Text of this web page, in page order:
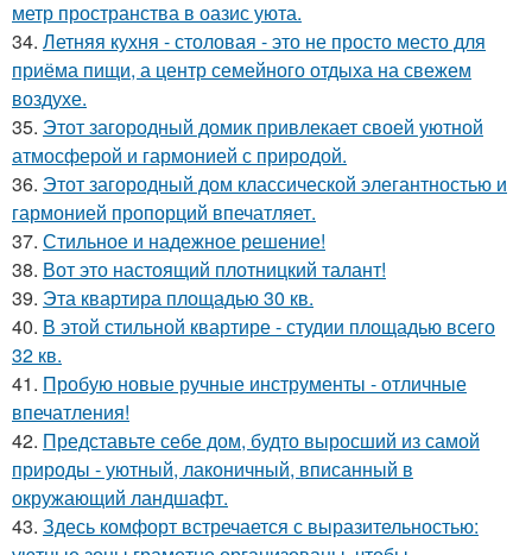
метр пространства в оазис уюта.
34. Летняя кухня - столовая - это не просто место для
приёма пищи, а центр семейного отдыха на свежем
воздухе.
35. Этот загородный домик привлекает своей уютной
атмосферой и гармонией с природой.
36. Этот загородный дом классической элегантностью и
гармонией пропорций впечатляет.
37. Стильное и надежное решение!
38. Вот это настоящий плотницкий талант!
39. Эта квартира площадью 30 кв.
40. В этой стильной квартире - студии площадью всего
32 кв.
41. Пробую новые ручные инструменты - отличные
впечатления!
42. Представьте себе дом, будто выросший из самой
природы - уютный, лаконичный, вписанный в
окружающий ландшафт.
43. Здесь комфорт встречается с выразительностью: